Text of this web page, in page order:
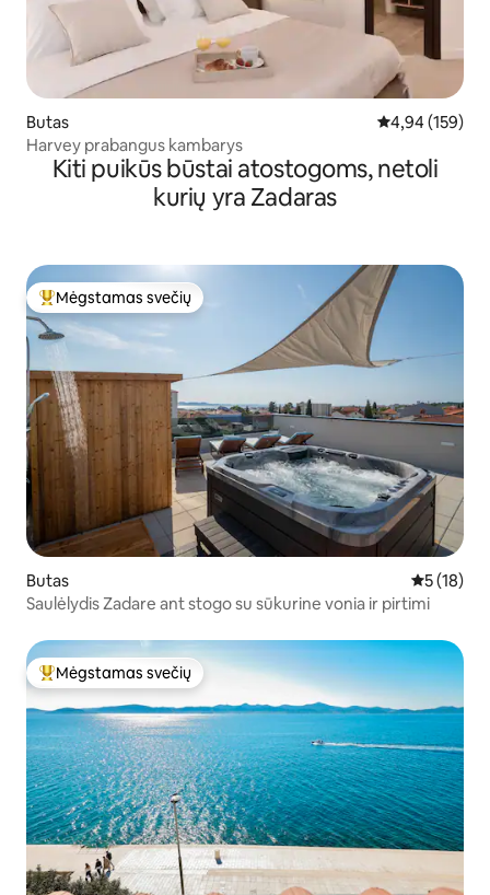
Butas Vidutinis
4,94 (159)
Harvey prabangus kambarys
Kiti puikūs būstai atostogoms, netoli
kurių yra Zadaras
Svečių mėgstamiausias
Mėgstamas svečių
Butas Vidutinis
5 (18)
Saulėlydis Zadare ant stogo su sūkurine vonia ir pirtimi
Svečių mėgstamiausias
Mėgstamas svečių